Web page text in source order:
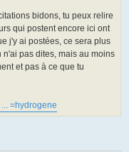
bidons, tu peux relire
qui postent encore ici ont
j'y ai postées, ce sera plus
pas dites, mais au moins
et pas à ce que tu
=hydrogene